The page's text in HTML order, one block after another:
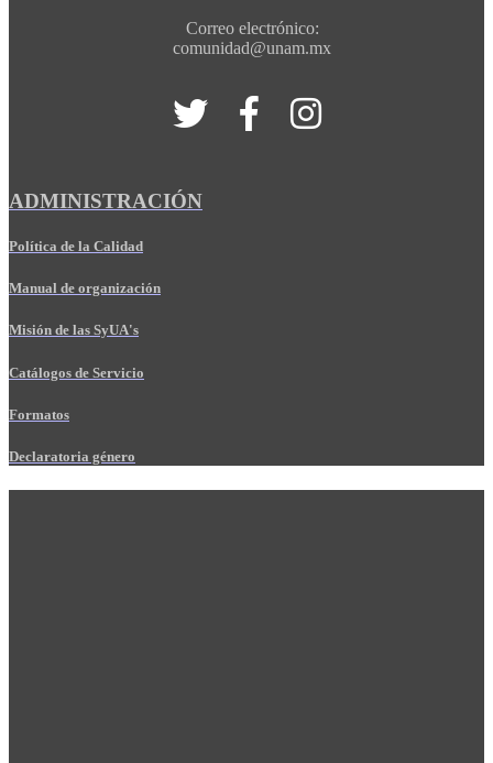
Correo electrónico:
comunidad@unam.mx
ADMINISTRACIÓN
Política de la Calidad
Manual de organización
Misión de las SyUA's
Catálogos de Servicio
Formatos
Declaratoria género